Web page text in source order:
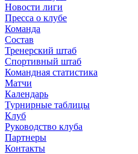
Новости лиги
Пресса о клубе
Команда
Состав
Тренерский штаб
Спортивный штаб
Командная статистика
Матчи
Календарь
Турнирные таблицы
Клуб
Руководство клуба
Партнеры
Контакты